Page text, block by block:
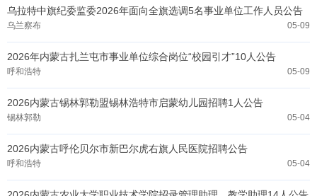
乌拉特中旗纪委监委2026年面向全旗选调5名事业单位工作人员公告
05-09
乌兰察布
2026年内蒙古扎兰屯市事业单位综合岗位“校园引才”10人公告
05-09
呼和浩特
2026内蒙古锡林郭勒盟锡林浩特市启蒙幼儿园招聘1人公告
05-04
锡林郭勒
2026内蒙古呼伦贝尔市新巴尔虎右旗人民医院招聘公告
05-04
呼和浩特